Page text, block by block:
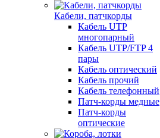
Кабели, патчкорды
Кабель UTP
многопарный
Кабель UTP/FTP 4
пары
Кабель оптический
Кабель прочий
Кабель телефонный
Патч-корды медные
Патч-корды
оптические